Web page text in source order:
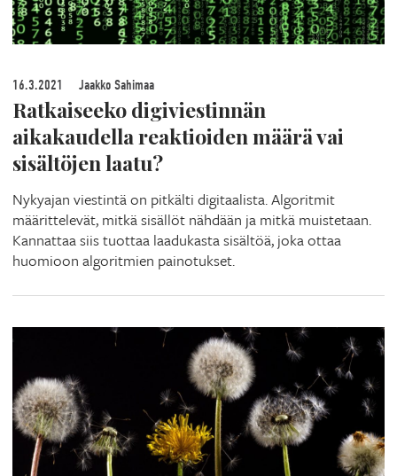
16.3.2021 Jaakko Sahimaa
Ratkaiseeko digiviestinnän
aikakaudella reaktioiden määrä vai
sisältöjen laatu?
Nykyajan viestintä on pitkälti digitaalista. Algoritmit
määrittelevät, mitkä sisällöt nähdään ja mitkä muistetaan.
Kannattaa siis tuottaa laadukasta sisältöä, joka ottaa
huomioon algoritmien painotukset.